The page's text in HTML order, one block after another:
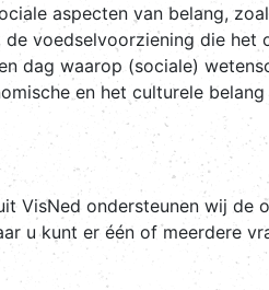
aspecten van belang,
voedselvoorziening die het
dag waarop (sociale)
en het culturele
VisNed ondersteunen wij de
u kunt er één of meerdere